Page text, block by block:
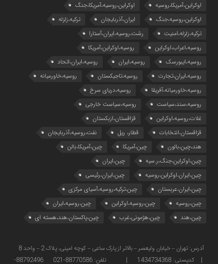
اوکراین،آمریکا،روسیه
اوکراین،روسیه،آمریکا،جنگ
اوکراین،روسیه،جنگ
ایران،آذربایجان
ترکیه،زلزله
ترکیه،زلزله،امنیت
رشت،روسیه،ایران،آستارا
روسیه،اعراب،اوکراین
روسیه،اوکراین،آمریکا
روسیه،ایبورسک
روسیه،ایران
روسیه،ایران،اتحاد
روسیه،ایران،تجارت
روسیه،تاجیکستان
روسیه،خاورمیانه
روسیه،خاورمیانه،آفریقا
روسیه،دریای سرخ
روسیه،سند،سیاست
روسیه،سیاست خارجی
غلات،روسیه،اوکراین
قزاقستان،ازبکستان
قزاقستان،انتخابات
قطار، ریل
نفت،روسیه،آذربایجان
هند،چین،بالون
چین،آمریکا
چین،آمریکا،بالن
چین،اوکراین،جنگ،ر.سیه
چین،ایران
چین،ایران،اوکراین،روسیه
چین،ایران،رئیسی
چین،ایران،عربستان
چین،ترکیه،روسیه،آسیای مرکزی
چین،روسیه
چین،روسیه،اوکراین
چین،روسیه،ایران
چین،هند
چین،هژمونی،غرب چین،پاکستان،هند،هسته ای
| کدپستی: 1434734368 | تلفن: 88770586-021 88792496-